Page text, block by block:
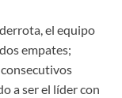
el equipo
empates;
a ser el líder con